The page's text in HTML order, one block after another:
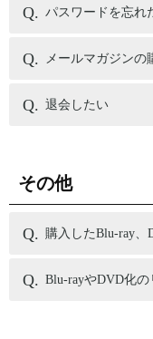
パスワードを忘れ
メールマガジンの
退会したい
その他
購入したBlu-ray、
Blu-rayやDVD化